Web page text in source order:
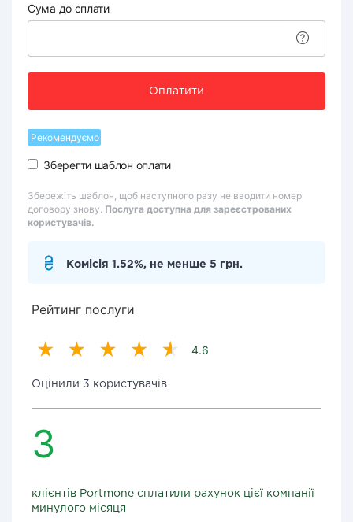
Сума до сплати
Оплатити
Рекомендуємо
Зберегти шаблон оплати
Збережіть шаблон, щоб наступного разу не вводити номер
договору знову. Послуга доступна для зареєстрованих
користувачів.
Комісія 1.52%, не менше 5 грн.
Рейтинг послуги
4.6
Оцінили 3 користувачів
3
клієнтів Portmone сплатили рахунок цієї компанії
минулого місяця